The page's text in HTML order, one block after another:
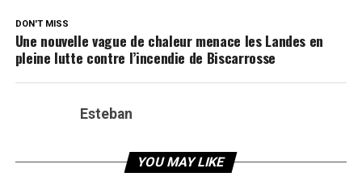
DON'T MISS
Une nouvelle vague de chaleur menace les Landes en
pleine lutte contre l’incendie de Biscarrosse
Esteban
YOU MAY LIKE